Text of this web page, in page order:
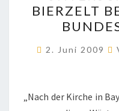
IERZELT
2. Juni 2009
„Nach der Kirche in